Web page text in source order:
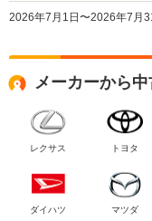
2026年7月1日〜2026年7月
メーカーから
レクサス トヨタ
ダイハツ マツダ